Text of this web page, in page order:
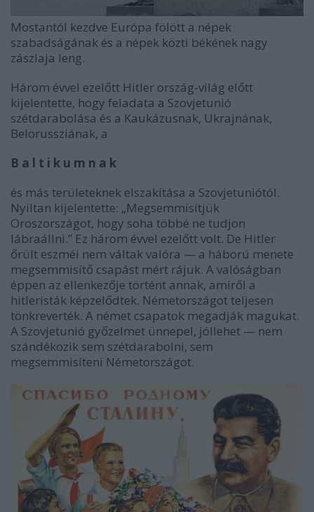
Mostantól kezdve Európa fölött a népek
szabadságának és a népek közti békének nagy
zászlaja leng.
Három évvel ezelőtt Hitler ország-világ előtt
kijelentette, hogy feladata a Szovjetunió
szétdarabolása és a Kaukázusnak, Ukrajnának,
Belorussziának, a
B a l t i k u m n a k
és más területeknek elszakítása a Szovjetuniótól.
Nyiltan kijelentette: „Megsemmisítjük
Oroszországot, hogy soha többé ne tudjon
lábraállni.” Ez három évvel ezelőtt volt. De Hitler
őrült eszméi nem váltak valóra — a háború menete
megsemmisítő csapást mért rájuk. A valóságban
éppen az ellenkezője történt annak, amiről a
hitleristák képzelődtek. Németországot teljesen
tönkreverték. A német csapatok megadják magukat.
A Szovjetunió győzelmet ünnepel, jóllehet — nem
szándékozik sem szétdarabolni, sem
megsemmisíteni Németországot.